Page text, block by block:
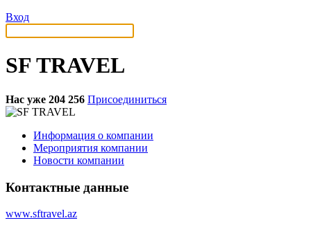
Вход
SF TRAVEL
Нас уже 204 256 Присоединиться
Информация о компании
Мероприятия компании
Новости компании
Контактные данные
www.sftravel.az